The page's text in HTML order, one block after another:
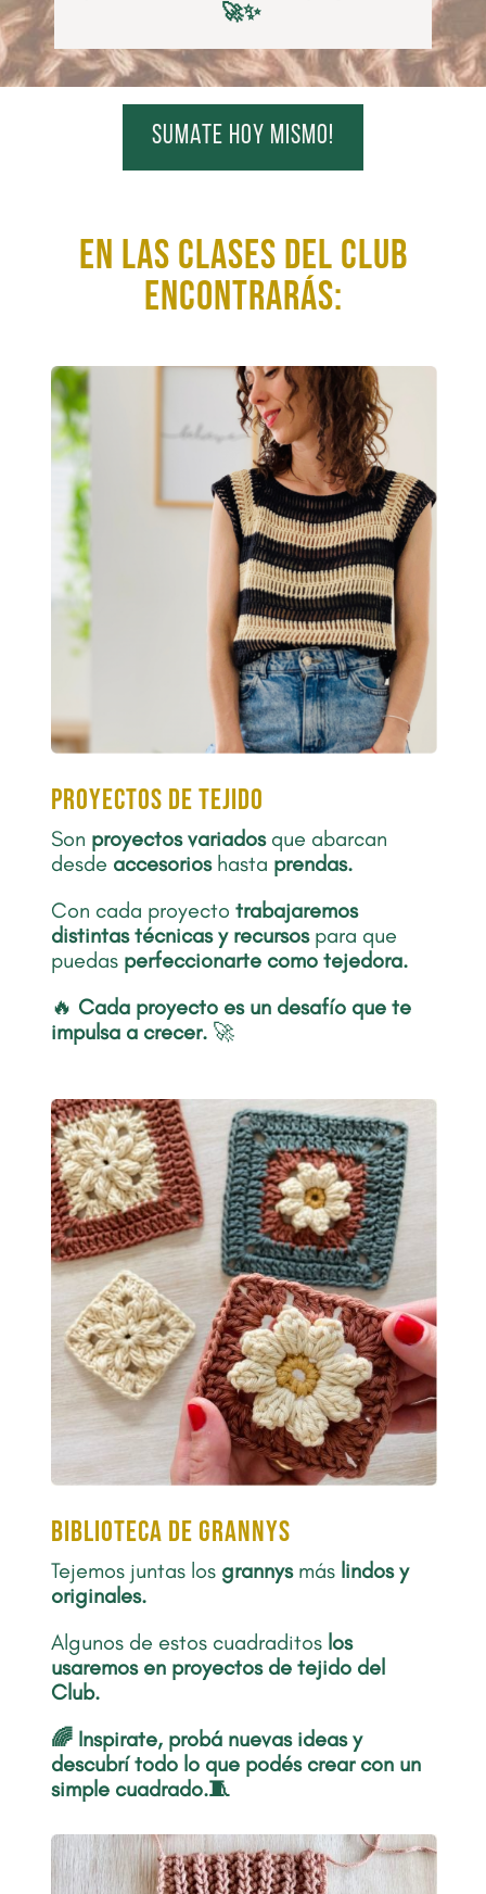
🚀✨
sumate hoy mismo!
En las clases del club
encontrarás:
proyectos de tejido
Son proyectosvariadosque abarcan
desde accesorios hasta prendas.
Con cada proyecto trabajaremos
distintas técnicas y recursos para que
puedasperfeccionarte como tejedora.
🔥 Cada proyecto es un desafío que te
impulsa a crecer.🚀
biblioteca de grannys
Tejemos juntas los grannys más lindos y
originales.
Algunos de estos cuadraditos los
usaremos en proyectos de tejido del
Club.
🌈 Inspirate, probá nuevas ideas y
descubrí todo lo que podés crear con un
simple cuadrado.🧵